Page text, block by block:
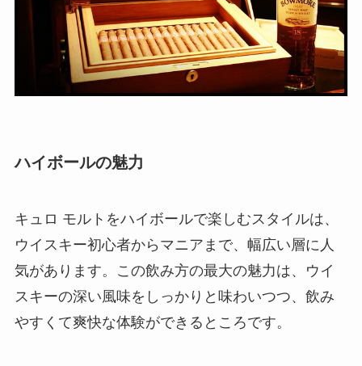
ハイボールの魅力
キュロ モルトをハイボールで楽しむスタイルは、
ウイスキー初心者からマニアまで、幅広い層に人
気があります。この飲み方の最大の魅力は、ウイ
スキーの深い風味をしっかりと味わいつつ、飲み
やすくて爽快な体験ができるところです。